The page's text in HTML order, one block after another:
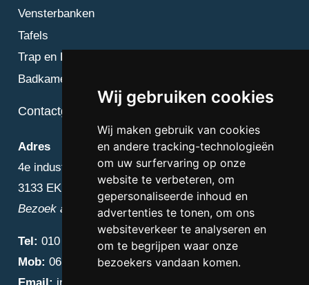
Wij gebruiken cookies
Wij maken gebruik van cookies
en andere tracking-technologieën
om uw surfervaring op onze
website te verbeteren, om
gepersonaliseerde inhoud en
advertenties te tonen, om ons
websiteverkeer te analyseren en
om te begrijpen waar onze
bezoekers vandaan komen.
Vensterbanken
Tafels
Trap en Bordes
Badkamer
Contactgegevens
Adres
4e industriestraat 25
3133 EK Vlaardingen
Bezoek alleen op afspraak
Tel: 010 – 223 3759
Mob: 06 – 4838 1000
Email: info@diamantnatuursteen.nl